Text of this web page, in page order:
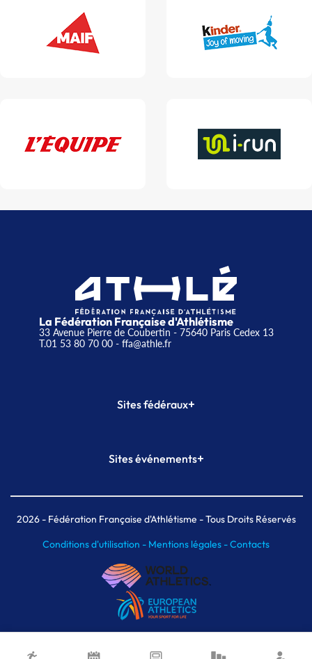
La Fédération Française d'Athlétisme
33 Avenue Pierre de Coubertin - 75640 Paris Cedex 13
T.01 53 80 70 00- ffa@athle.fr
Sites fédéraux+
Plateforme Formation
Sites événements+
Meeting de Paris indoor
MAIF Ekiden de Paris
2026- Fédération Française d'Athlétisme - Tous Droits Réservés
Conditions d'utilisation - Mentions légales -Contacts